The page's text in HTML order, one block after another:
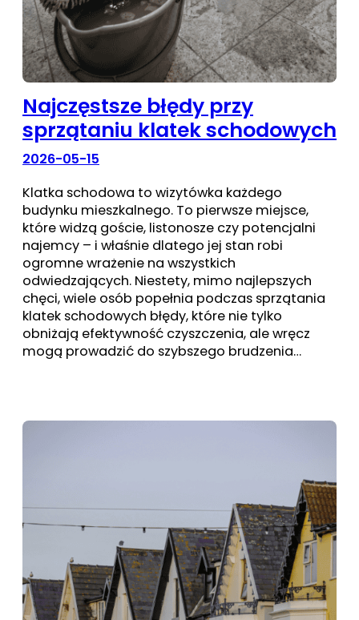
Najczęstsze błędy przy
sprzątaniu klatek schodowych
2026-05-15
Klatka schodowa to wizytówka każdego
budynku mieszkalnego. To pierwsze miejsce,
które widzą goście, listonosze czy potencjalni
najemcy – i właśnie dlatego jej stan robi
ogromne wrażenie na wszystkich
odwiedzających. Niestety, mimo najlepszych
chęci, wiele osób popełnia podczas sprzątania
klatek schodowych błędy, które nie tylko
obniżają efektywność czyszczenia, ale wręcz
mogą prowadzić do szybszego brudzenia…